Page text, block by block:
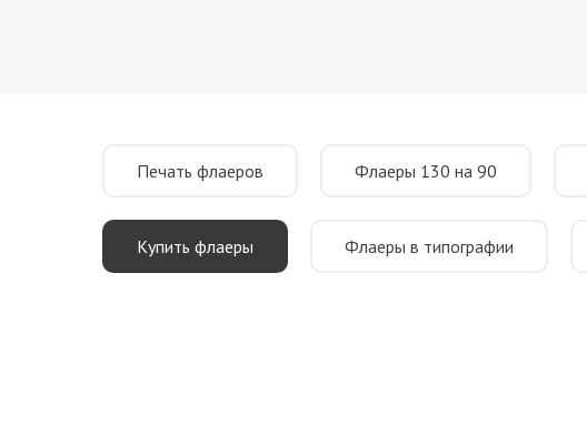
Печать флаеров Флаеры 130 на 90
Купить флаеры Флаеры в типографии